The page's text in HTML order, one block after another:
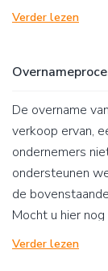
Met de
verdere
Verder lezen
De overname
verkoop ervan,
ondernemers
ondersteunen
de
Mocht u hier
een persoonlijke
Verder lezen